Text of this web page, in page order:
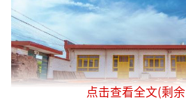
点击查看全文(剩余